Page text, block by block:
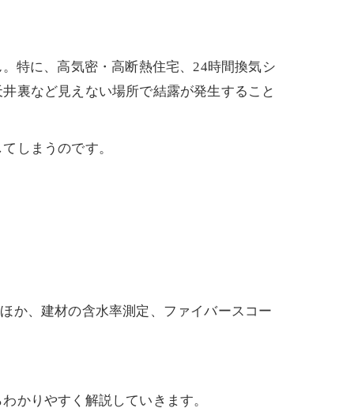
特に、高気密・高断熱住宅、24時間換気シ
裏など見えない場所で結露が発生すること
しまうのです。
か、建材の含水率測定、ファイバースコー
かりやすく解説していきます。